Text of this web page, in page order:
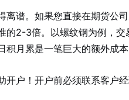
离谱。如果您直接在期货公
2-3倍。以螺纹钢为例，交
月累是一笔巨大的额外成本
开户！开户前必须联系客户